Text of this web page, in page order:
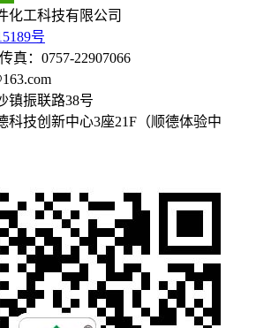
化工科技有限公司
号
传真：0757-22907066
镇振联路38号
科技创新中心3座21F（顺德体验中